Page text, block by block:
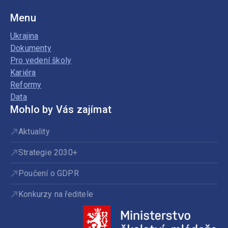
Menu
Ukrajina
Dokumenty
Pro vedení školy
Kariéra
Reformy
Data
Mohlo by Vás zajímat
Aktuality
Strategie 2030+
Poučení o GDPR
Konkurzy na ředitele